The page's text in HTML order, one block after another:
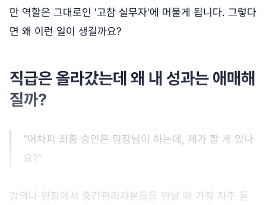
만 역할은 그대로인 '고참 실무자'에 머물게 됩니다. 그렇다
면 왜 이런 일이 생길까요?
직급은 올라갔는데 왜 내 성과는 애매해
질까?
"어차피 최종 승인은 팀장님이 하는데, 제가 할 게 있나
요?"
강의나 현장에서 중간관리자분들을 만날 때 가장 자주 듣